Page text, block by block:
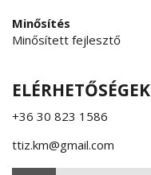
Minősítés
Minősített fejlesztő
ELÉRHETŐSÉGEK
+36 30 823 1586
ttiz.km@gmail.com